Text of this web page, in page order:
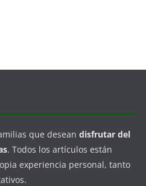
que desean disfrutar del
. Todos los artículos están
experiencia personal, tanto